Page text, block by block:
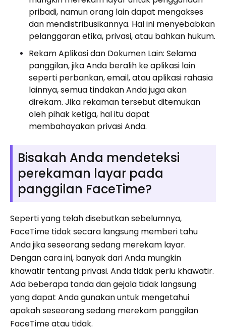
pribadi, namun orang lain dapat mengakses
dan mendistribusikannya. Hal ini menyebabkan
pelanggaran etika, privasi, atau bahkan hukum.
Rekam Aplikasi dan Dokumen Lain: Selama
panggilan, jika Anda beralih ke aplikasi lain
seperti perbankan, email, atau aplikasi rahasia
lainnya, semua tindakan Anda juga akan
direkam. Jika rekaman tersebut ditemukan
oleh pihak ketiga, hal itu dapat
membahayakan privasi Anda.
Bisakah Anda mendeteksi
perekaman layar pada
panggilan FaceTime?
Seperti yang telah disebutkan sebelumnya,
FaceTime tidak secara langsung memberi tahu
Anda jika seseorang sedang merekam layar.
Dengan cara ini, banyak dari Anda mungkin
khawatir tentang privasi. Anda tidak perlu khawatir.
Ada beberapa tanda dan gejala tidak langsung
yang dapat Anda gunakan untuk mengetahui
apakah seseorang sedang merekam panggilan
FaceTime atau tidak.